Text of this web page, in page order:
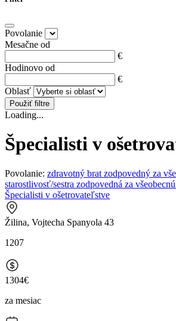
Povolanie
Mesačne od
€
Hodinovo od
€
Oblasť
Použiť filtre
Loading...
Špecialisti v
Povolanie: zdravotný brat zodpovedný za
starostlivosť/sestra zodpovedná za
Špecialisti v ošetrovateľstve
Žilina, Vojtecha Spanyola 43
1207
1304€
za mesiac